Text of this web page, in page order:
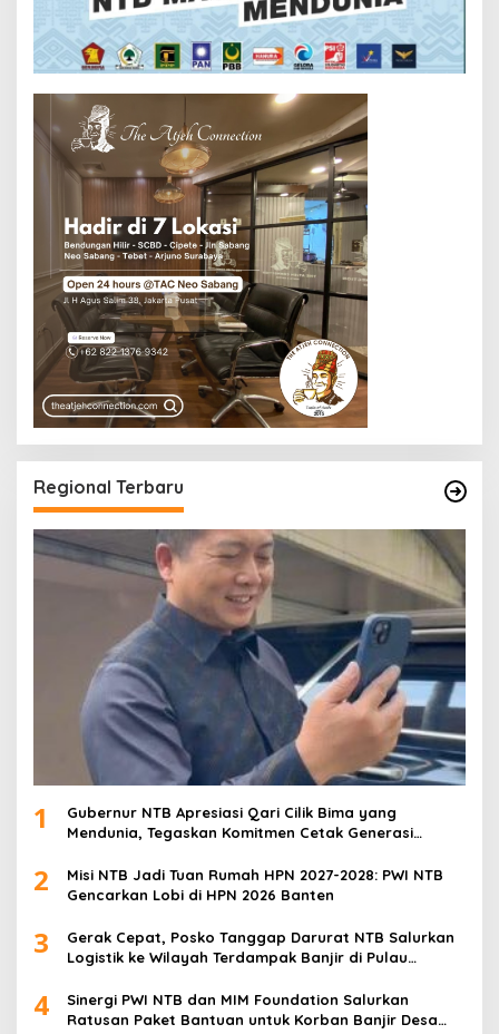
Regional Terbaru
1
Gubernur NTB Apresiasi Qari Cilik Bima yang
Mendunia, Tegaskan Komitmen Cetak Generasi
2
Misi NTB Jadi Tuan Rumah HPN 2027-2028: PWI NTB
Gencarkan Lobi di HPN 2026 Banten
3
Gerak Cepat, Posko Tanggap Darurat NTB Salurkan
Logistik ke Wilayah Terdampak Banjir di Pulau
4
Sinergi PWI NTB dan MIM Foundation Salurkan
Ratusan Paket Bantuan untuk Korban Banjir Desa